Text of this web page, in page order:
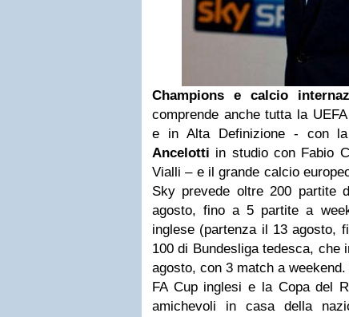
Champions e calcio
comprende anche tutta la
e in Alta Definizione - con
Ancelotti in studio con Fabio
Vialli – e il grande calcio
Sky prevede oltre 200 partite
agosto, fino a 5 partite a
inglese (partenza il 13 agosto,
100 di Bundesliga tedesca, che
agosto, con 3 match a
FA Cup inglesi e la Copa del
amichevoli in casa della